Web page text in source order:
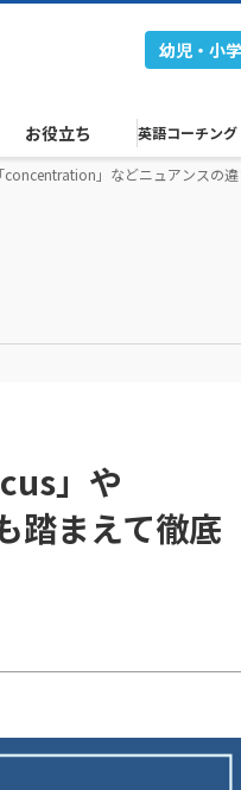
幼児・小
お役立ち 英語コーチング
concentration」などニュアンスの
」や
踏まえて徹底